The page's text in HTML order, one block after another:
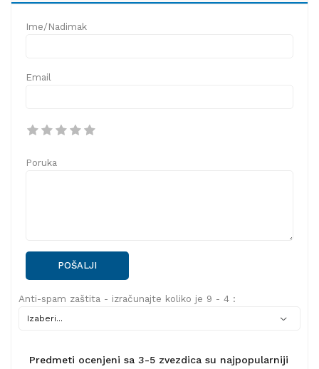
Ime/Nadimak
Email
Poruka
POŠALJI
Anti-spam zaštita - izračunajte koliko je 9 - 4 :
Predmeti ocenjeni sa 3-5 zvezdica su najpopularniji